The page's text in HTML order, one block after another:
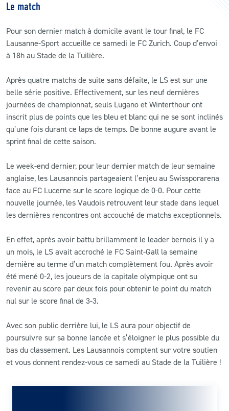
BUSINESS
RESTAURATION
CONTACT
ACTUALITÉS
LS E-SHOP
L’APP DU LS
LS ACADEMY CAMPS
MATCH DES CELEBRITES
Le match
Pour son dernier match à domicile avant le tour final, le FC
Lausanne-Sport accueille ce samedi le FC Zurich. Coup d’envoi
à 18h au Stade de la Tuilière.
Après quatre matchs de suite sans défaite, le LS est sur une
belle série positive. Effectivement, sur les neuf dernières
journées de championnat, seuls Lugano et Winterthour ont
inscrit plus de points que les bleu et blanc qui ne se sont inclinés
qu’une fois durant ce laps de temps. De bonne augure avant le
sprint final de cette saison.
Le week-end dernier, pour leur dernier match de leur semaine
anglaise, les Lausannois partageaient l’enjeu au Swissporarena
face au FC Lucerne sur le score logique de 0-0. Pour cette
nouvelle journée, les Vaudois retrouvent leur stade dans lequel
les dernières rencontres ont accouché de matchs exceptionnels.
En effet, après avoir battu brillamment le leader bernois il y a
un mois, le LS avait accroché le FC Saint-Gall la semaine
dernière au terme d’un match complètement fou. Après avoir
été mené 0-2, les joueurs de la capitale olympique ont su
revenir au score par deux fois pour obtenir le point du match
nul sur le score final de 3-3.
Avec son public derrière lui, le LS aura pour objectif de
poursuivre sur sa bonne lancée et s’éloigner le plus possible du
bas du classement. Les Lausannois comptent sur votre soutien
et vous donnent rendez-vous ce samedi au Stade de la Tuilière !